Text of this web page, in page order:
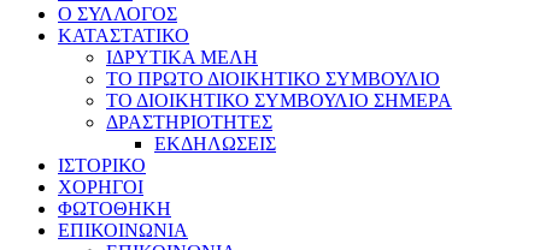
Ο ΣΥΛΛΟΓΟΣ
ΚΑΤΑΣΤΑΤΙΚΟ
ΙΔΡΥΤΙΚΑ ΜΕΛΗ
ΤΟ ΠΡΩΤΟ ΔΙΟΙΚΗΤΙΚΟ ΣΥΜΒΟΥΛΙΟ
ΤΟ ΔΙΟΙΚΗΤΙΚΟ ΣΥΜΒΟΥΛΙΟ ΣΗΜΕΡΑ
ΔΡΑΣΤΗΡΙΟΤΗΤΕΣ
ΕΚΔΗΛΩΣΕΙΣ
ΙΣΤΟΡΙΚΟ
ΧΟΡΗΓΟΙ
ΦΩΤΟΘΗΚΗ
ΕΠΙΚΟΙΝΩΝΙΑ